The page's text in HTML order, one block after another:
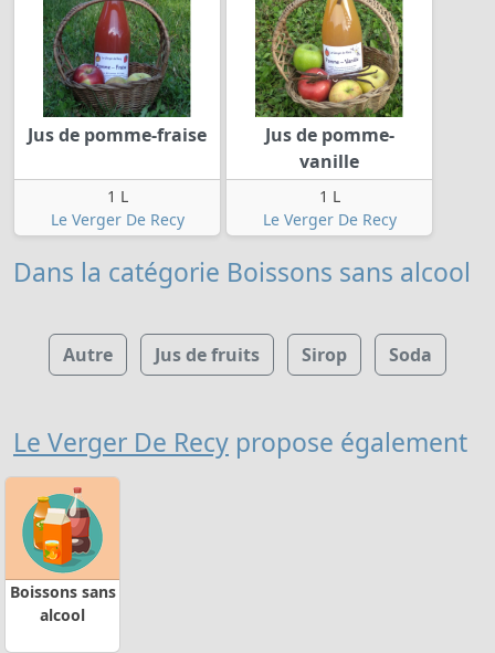
Jus de pomme-fraise
1 L
Le Verger De Recy
Jus de pomme-
vanille
1 L
Le Verger De Recy
Dans la catégorie Boissons sans alcool
Autre Jus de fruits Sirop Soda
Le Verger De Recy propose également
Boissons sans
alcool